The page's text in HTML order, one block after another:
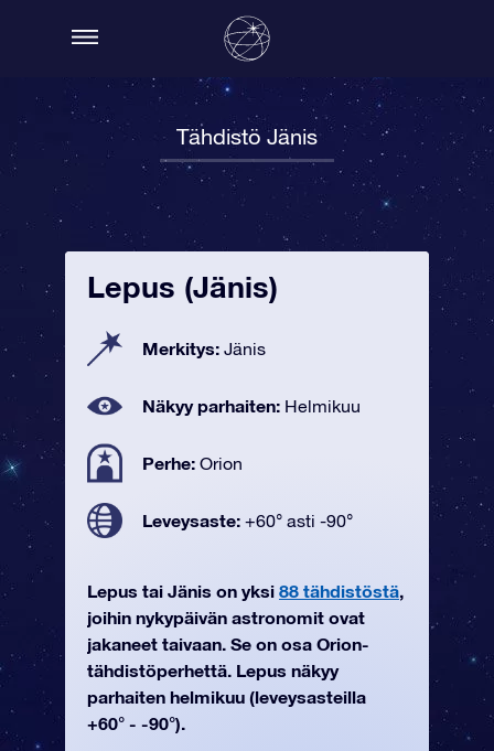
Tähdistö Jänis
Lepus (Jänis)
Merkitys: Jänis
Näkyy parhaiten: Helmikuu
Perhe: Orion
Leveysaste: +60° asti -90°
Lepus tai Jänis on yksi 88 tähdistöstä,
joihin nykypäivän astronomit ovat
jakaneet taivaan. Se on osa Orion-
tähdistöperhettä. Lepus näkyy
parhaiten helmikuu (leveysasteilla
+60° - -90°).